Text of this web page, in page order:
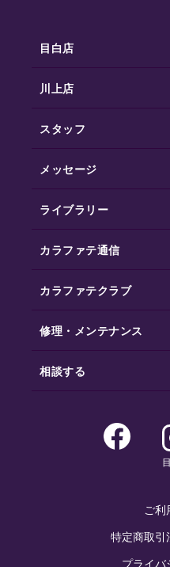
目白店
川上店
スタッフ
メッセージ
ライブラリー
カラファテ通信
カラファテクラブ
修理・メンテナンス
相談する
ご利
特定商取引
プライバ